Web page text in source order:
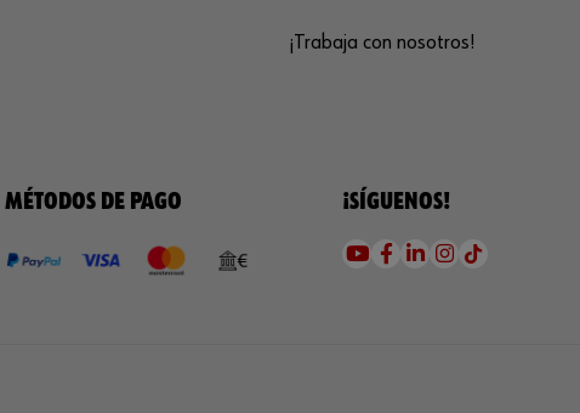
¡Trabaja con nosotros!
MÉTODOS DE PAGO ¡SÍGUENOS!